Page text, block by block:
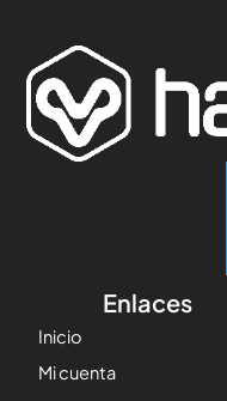
Enlaces
Inicio
Mi cuenta